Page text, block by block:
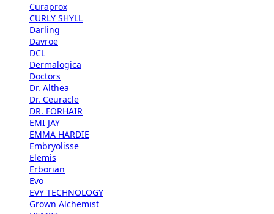
Curaprox
CURLY SHYLL
Darling
Davroe
DCL
Dermalogica
Doctors
Dr. Althea
Dr. Ceuracle
DR. FORHAIR
EMI JAY
EMMA HARDIE
Embryolisse
Elemis
Erborian
Evo
EVY TECHNOLOGY
Grown Alchemist